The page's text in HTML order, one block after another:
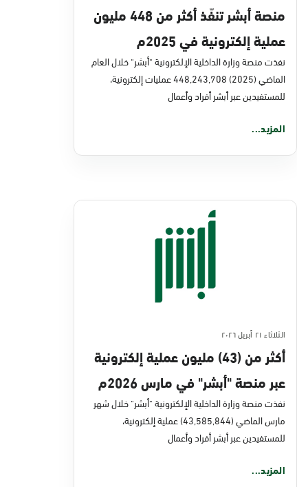
منصة أبشر تنفّذ أكثر من 448 مليون
عملية إلكترونية في 2025م
نفذت منصة وزارة الداخلية الإلكترونية "أبشر" خلال العام
الماضي (2025) 448,243,708 عمليات إلكترونية،
للمستفيدين عبر أبشر أفراد وأعمال
المزيد...
الثلاثاء ٢١ أبريل ٢٠٢٦
أكثر من (43) مليون عملية إلكترونية
عبر منصة "أبشر" في مارس 2026م
نفذت منصة وزارة الداخلية الإلكترونية "أبشر" خلال شهر
مارس الماضي (43,585,844) عملية إلكترونية،
للمستفيدين عبر أبشر أفراد وأعمال
المزيد...